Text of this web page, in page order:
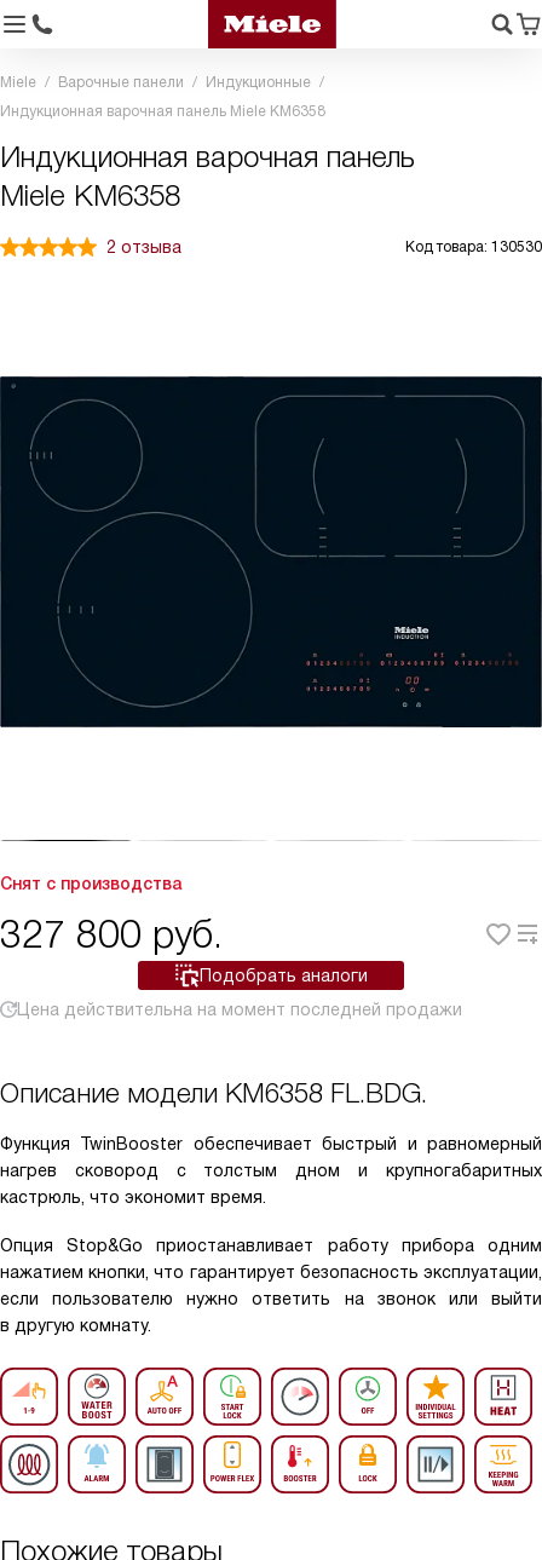
Miele Варочные панели
Индукционные
Индукционная варочная панель Miele KM6358
Индукционная варочная панель
Miele KM6358
2 отзыва Код товара: 130530
Снят с производства
327 800 руб.
Подобрать аналоги
Цена действительна на момент последней продажи
Описание модели KM6358 FL.BDG.
Функция TwinBooster обеспечивает быстрый и равномерный
нагрев сковород с толстым дном и крупногабаритных
кастрюль, что экономит время.
Опция Stop&Go приостанавливает работу прибора одним
нажатием кнопки, что гарантирует безопасность эксплуатации,
если пользователю нужно ответить на звонок или выйти
в другую комнату.
Похожие товары